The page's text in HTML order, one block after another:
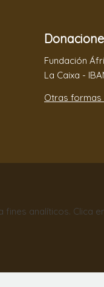
Fundación
La Caixa -
Otras
fines analíticos.